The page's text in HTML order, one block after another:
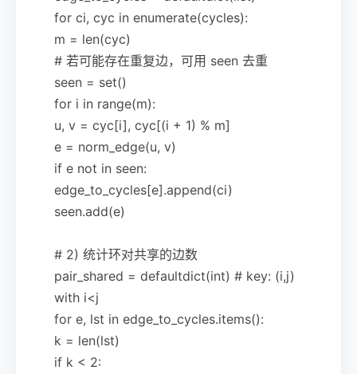
for ci, cyc in enumerate(cycles):
m = len(cyc)
# 若可能存在重复边，可用 seen 去重
seen = set()
for i in range(m):
u, v = cyc[i], cyc[(i + 1) % m]
e = norm_edge(u, v)
if e not in seen:
edge_to_cycles[e].append(ci)
seen.add(e)
# 2) 统计环对共享的边数
pair_shared = defaultdict(int) # key: (i,j)
with i<j
for e, lst in edge_to_cycles.items():
k = len(lst)
if k < 2: